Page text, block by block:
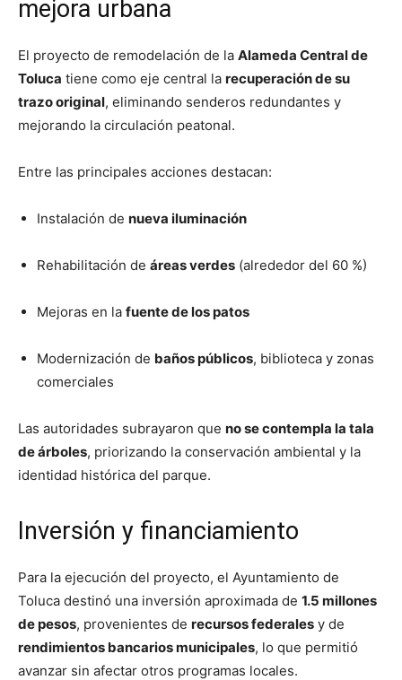
mejora urbana
El proyecto de remodelación de la Alameda Central de
Toluca tiene como eje central la recuperación de su
trazo original, eliminando senderos redundantes y
mejorando la circulación peatonal.
Entre las principales acciones destacan:
Instalación de nueva iluminación
Rehabilitación de áreas verdes (alrededor del 60 %)
Mejoras en la fuente de los patos
Modernización de baños públicos, biblioteca y zonas
comerciales
Las autoridades subrayaron que no se contempla la tala
de árboles, priorizando la conservación ambiental y la
identidad histórica del parque.
Inversión y financiamiento
Para la ejecución del proyecto, el Ayuntamiento de
Toluca destinó una inversión aproximada de 1.5 millones
de pesos, provenientes de recursos federales y de
rendimientos bancarios municipales, lo que permitió
avanzar sin afectar otros programas locales.